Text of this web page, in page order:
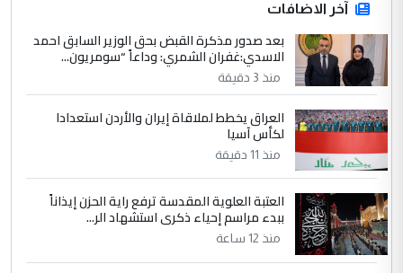
hadi
التعليق : تحيه اخويه حسينيه اي انسان مهما
كان محدود المعرفه بتفاصيل احداث المنطقه
يقول بما لايقبل ...
الموضوع :
أردوغان يؤكد ان اتفاقية مكة للدفاع
المشترك لا تستهدف أية دولة ومفتوحة لانضمام
الدول الشقيقة
5 يوسف غزوان عصمت
التعليق : بكالوريوس فيزياء طبية متزوج و
زوجتي أيضا بكالوريوس سكني بغداد أرغب في
آخر الاضافات
بعد صدور مذكرة القبض بحق الوزير السابق احمد
الاسدي:غفران الشمري: وداعاً “سومريون...
منذ 3 دقيقة
العراق يخطط لملاقاة إيران والأردن استعدادا
لكأس آسيا
منذ 11 دقيقة
العتبة العلوية المقدسة ترفع راية الحزن إيذاناً
ببدء مراسم إحياء ذكرى استشهاد الر...
منذ 12 ساعة